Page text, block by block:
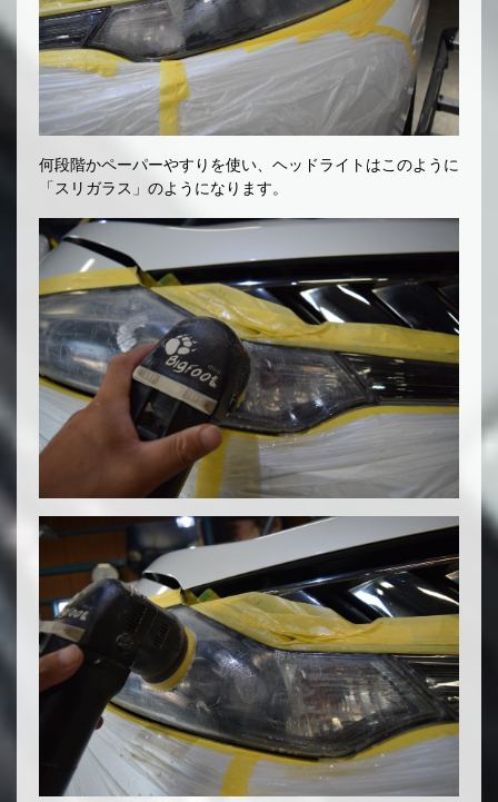
何段階かペーパーやすりを使い、ヘッドライトはこのように
「スリガラス」のようになります。